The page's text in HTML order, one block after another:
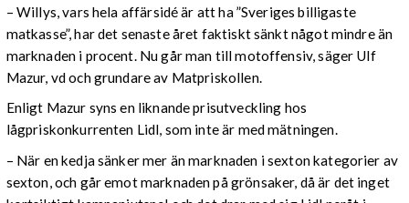
– Willys, vars hela affärsidé är att ha ”Sveriges billigaste
matkasse”, har det senaste året faktiskt sänkt något mindre än
marknaden i procent. Nu går man till motoffensiv, säger Ulf
Mazur, vd och grundare av Matpriskollen.
Enligt Mazur syns en liknande prisutveckling hos
lågpriskonkurrenten Lidl, som inte är med mätningen.
– När en kedja sänker mer än marknaden i sexton kategorier av
sexton, och går emot marknaden på grönsaker, då är det inget